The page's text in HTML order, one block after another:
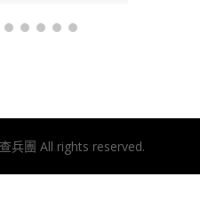
兵團 All rights reserved.